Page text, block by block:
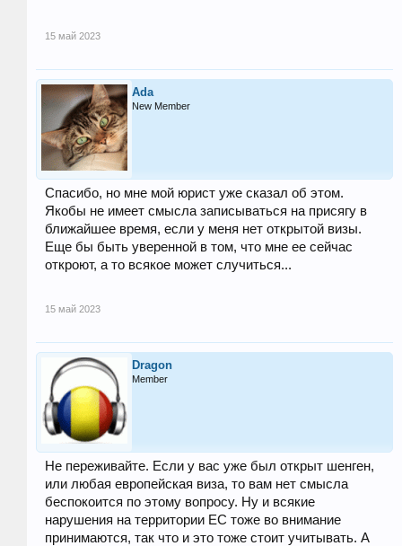
15 май 2023
Ada
New Member
Спасибо, но мне мой юрист уже сказал об этом.
Якобы не имеет смысла записываться на присягу в
ближайшее время, если у меня нет открытой визы.
Еще бы быть уверенной в том, что мне ее сейчас
откроют, а то всякое может случиться...
15 май 2023
Dragon
Member
Не переживайте. Если у вас уже был открыт шенген,
или любая европейская виза, то вам нет смысла
беспокоится по этому вопросу. Ну и всякие
нарушения на территории ЕС тоже во внимание
принимаются, так что и это тоже стоит учитывать. А